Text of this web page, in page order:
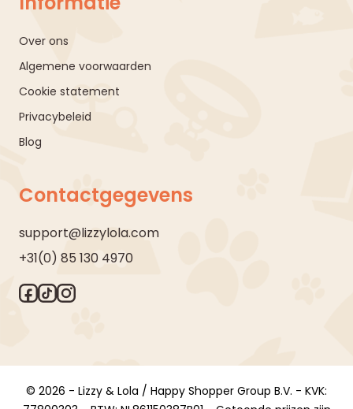
Over ons
Algemene voorwaarden
Cookie statement
Privacybeleid
Blog
Contactgegevens
support@lizzylola.com
+31(0) 85 130 4970
© 2026 - Lizzy & Lola / Happy Shopper Group B.V. - KVK: